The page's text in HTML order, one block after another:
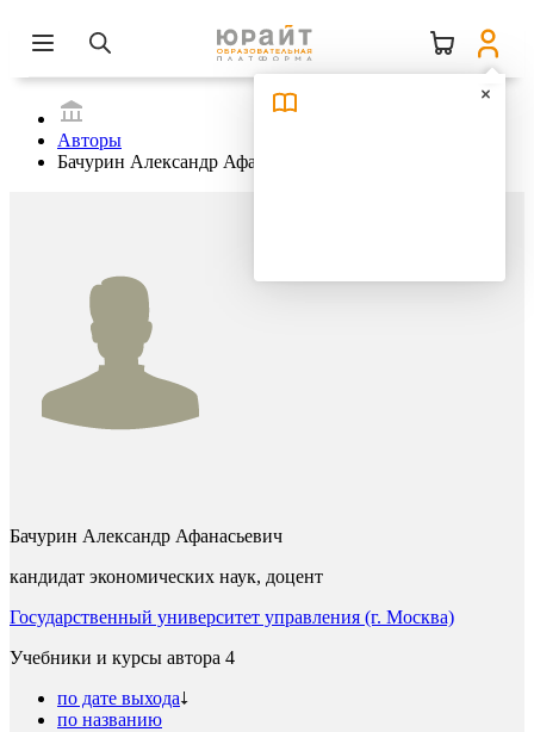
Авторы
Бачурин Александр Афанасьевич
Бачурин Александр Афанасьевич
кандидат экономических наук, доцент
Государственный университет управления (г. Москва)
Учебники и курсы автора 4
по дате выхода
по названию